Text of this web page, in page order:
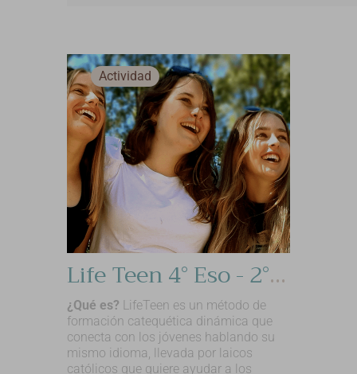
Actividad
Life Teen 4° Eso - 2° Bachillerato
¿Qué es? LifeTeen es un método de
formación catequética dinámica que
conecta con los jóvenes hablando su
mismo idioma, llevada por laicos
católicos que quiere ayudar a los